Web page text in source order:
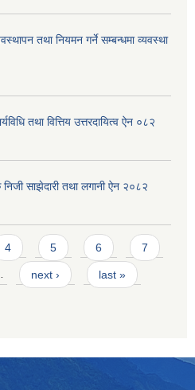
तथा नियमन गर्ने सम्बन्धमा व्यवस्था
तथा वित्तिय उत्तरदायित्व ऐन ०८२
साझेदारी तथा लगानी ऐन २०८२
4 5 6 7
next › last »